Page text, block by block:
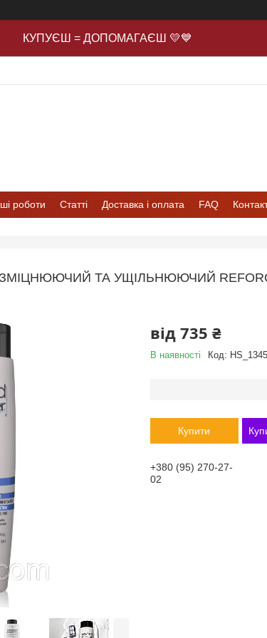
КУПУЄШ = ДОПОМАГАЄШ 💛💙
роботи Статті Доставка і оплата FAQ
ТА УЩІЛЬНЮЮЧИЙ REFORCE
від 735 ₴
В наявності Код: HS_1345
Купити
+380 (95) 270-27-
02